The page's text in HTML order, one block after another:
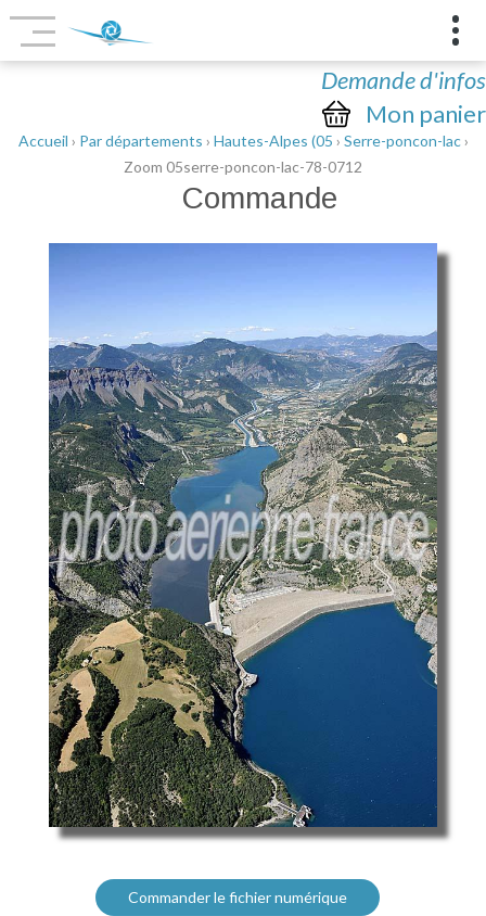
Demande d'infos
Mon panier
Accueil › Par départements › Hautes-Alpes (05 › Serre-poncon-lac›
Zoom 05serre-poncon-lac-78-0712
Commande
Commander le fichier numérique